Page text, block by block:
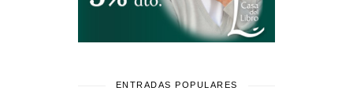
ENTRADAS POPULARES